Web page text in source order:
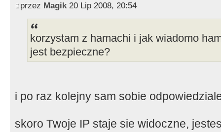
przez Magik 20 Lip 2008, 20:54
korzystam z hamachi i jak wiadomo
jest bezpieczne?
i po raz kolejny sam sobie
skoro Twoje IP staje sie widoczne,